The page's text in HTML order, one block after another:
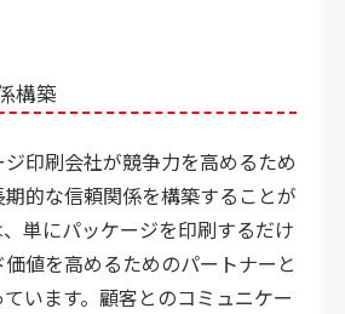
構築
印刷会社が競争力を高めるため
的な信頼関係を構築することが
単にパッケージを印刷するだけ
値を高めるためのパートナーと
います。顧客とのコミュニケー